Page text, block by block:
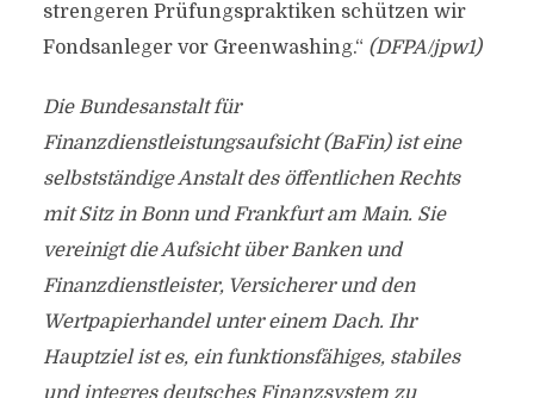
strengeren Prüfungspraktiken schützen wir
Fondsanleger vor Greenwashing.“ (DFPA/jpw1)
Die Bundesanstalt für
Finanzdienstleistungsaufsicht (BaFin) ist eine
selbstständige Anstalt des öffentlichen Rechts
mit Sitz in Bonn und Frankfurt am Main. Sie
vereinigt die Aufsicht über Banken und
Finanzdienstleister, Versicherer und den
Wertpapierhandel unter einem Dach. Ihr
Hauptziel ist es, ein funktionsfähiges, stabiles
und integres deutsches Finanzsystem zu